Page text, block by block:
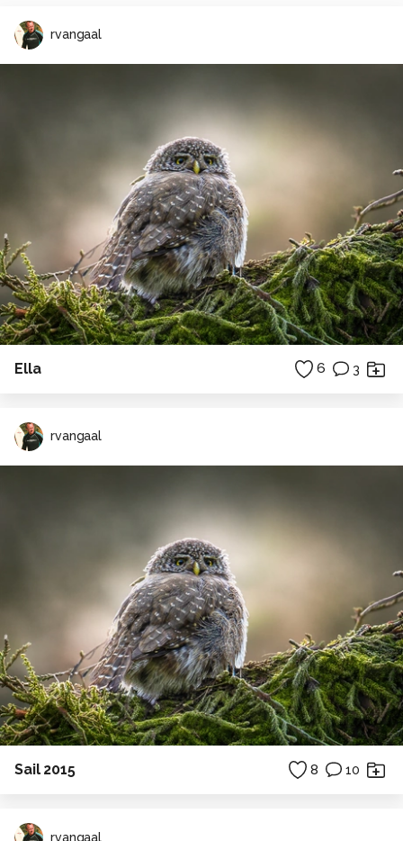
rvangaal
Ella 6 3
rvangaal
Sail 2015 8 10
rvangaal